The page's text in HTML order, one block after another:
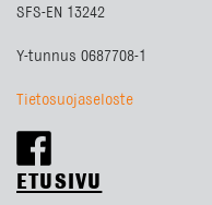
SFS-EN 13242
Y-tunnus 0687708-1
Tietosuojaseloste
ETUSIVU